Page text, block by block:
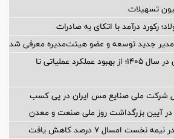
رکورد درآمد با اتکای به صادرات
مدیر جدید توسعه و عضو هیئت‌مدیره معرفی شد
نقشه راه بانک پارسیان در سال ۱۴۰۵؛ از بهبود عملکرد عملیاتی تا
شرکت ملی صنایع مس ایران در پی کسب
آیین بزرگداشت روز ملی صنعت و معدن
امسال ۷ درصد کاهش یافت